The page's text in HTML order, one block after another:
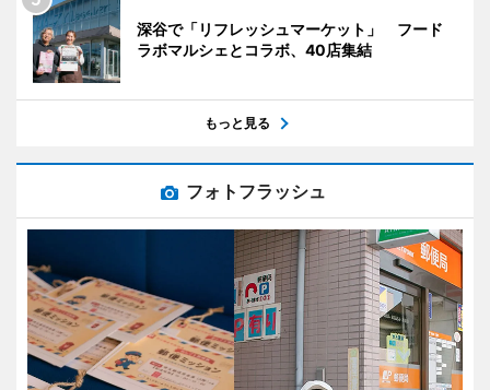
深谷で「リフレッシュマーケット」 フード
ラボマルシェとコラボ、40店集結
もっと見る
フォトフラッシュ